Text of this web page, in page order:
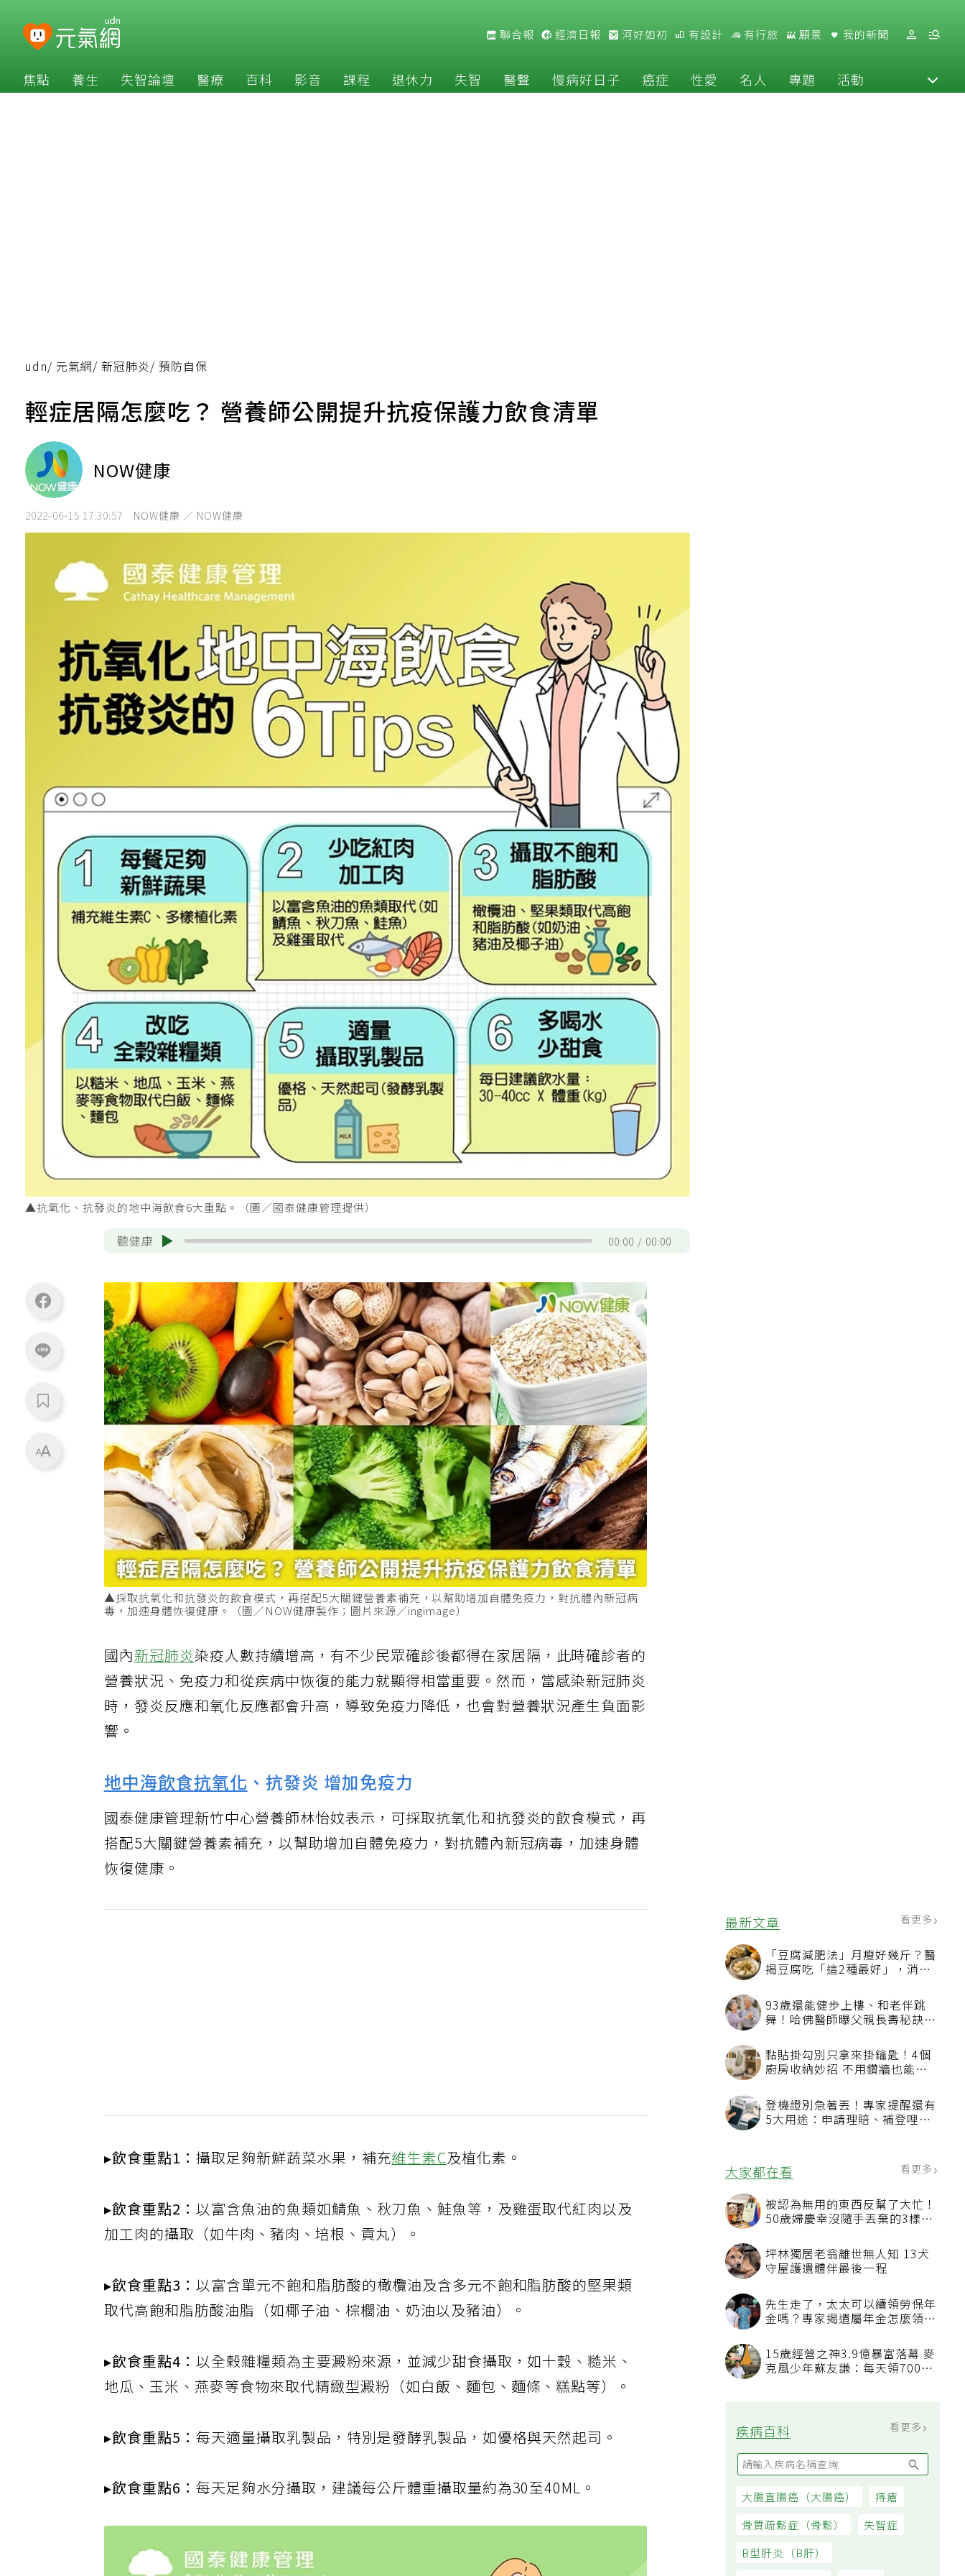
聯合報 經濟日報 河好如初 有設計 有行旅 願景 我的新聞
焦點 養生 失智論壇 醫療 百科 影音 課程 退休力 失智 醫聲 慢病好日子 癌症 性愛 名人 專題 活動
最新文章 看更多
「豆腐減肥法」月瘦好幾斤？醫
揭豆腐吃「這2種最好」，消脹
93歲還能健步上樓、和老伴跳
舞！哈佛醫師曝父親長壽秘訣：
黏貼掛勾別只拿來掛鑰匙！4個
廚房收納妙招 不用鑽牆也能省
登機證別急著丟！專家提醒還有
5大用途：申請理賠、補登哩程
大家都在看
被認為無用的東西反幫了大忙！
50歲婦慶幸沒隨手丟棄的3樣物
坪林獨居老翁離世無人知 13犬
守屋護遺體伴最後一程
先生走了，太太可以續領勞保年
看順位還要看資格
15歲經營之神3.9億暴富落幕 麥
疾病百科
udn/ 元氣網/ 新冠肺炎/ 預防自保
輕症居隔怎麼吃？ 營養師公開提升抗疫保護力飲食清單
NOW健康
2022-06-15 17:30:57 NOW健康 ／ NOW健康
▲抗氧化、抗發炎的地中海飲食6大重點。（圖／國泰健康管理提供）
聽健康 00:00 00:00
▲採取抗氧化和抗發炎的飲食模式，再搭配5大關鍵營養素補充，以幫助增加自體免疫力，對抗體內新冠病
毒，加速身體恢復健康。（圖／NOW健康製作；圖片來源／ingimage）
國內新冠肺炎染疫人數持續增高，有不少民眾確診後都得在家居隔，此時確診者的
營養狀況、免疫力和從疾病中恢復的能力就顯得相當重要。然而，當感染新冠肺炎
時，發炎反應和氧化反應都會升高，導致免疫力降低，也會對營養狀況產生負面影
響。
地中海飲食抗氧化 、抗發炎 增加免疫力
國泰健康管理新竹中心營養師林怡妏表示，可採取抗氧化和抗發炎的飲食模式，再
搭配5大關鍵營養素補充，以幫助增加自體免疫力，對抗體內新冠病毒，加速身體
恢復健康。
▸飲食重點1： 攝取足夠新鮮蔬菜水果，補充維生素C及植化素。
▸飲食重點2：以富含魚油的魚類如鯖魚、秋刀魚、鮭魚等，及雞蛋取代紅肉以及
加工肉的攝取（如牛肉、豬肉、培根、貢丸）。
▸飲食重點3：以富含單元不飽和脂肪酸的橄欖油及含多元不飽和脂肪酸的堅果類
取代高飽和脂肪酸油脂（如椰子油、棕櫚油、奶油以及豬油）。
▸飲食重點4：以全榖雜糧類為主要澱粉來源，並減少甜食攝取，如十穀、糙米、
地瓜、玉米、燕麥等食物來取代精緻型澱粉（如白飯、麵包、麵條、糕點等）。
▸飲食重點5： 每天適量攝取乳製品，特別是發酵乳製品，如優格與天然起司。
▸飲食重點6： 每天足夠水分攝取，建議每公斤體重攝取量約為30至40ML。